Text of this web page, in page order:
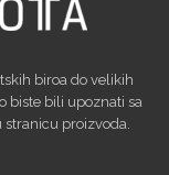
biroa do velikih
biste bili upoznati sa
proizvoda.